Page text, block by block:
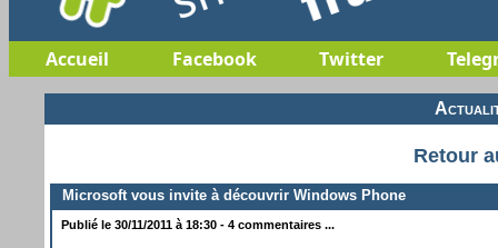
Accueil Facebook Twitter
Retour
Microsoft vous invite à découvrir Windows Phone
Publié le 30/11/2011 à 18:30 - 4 commentaires ...